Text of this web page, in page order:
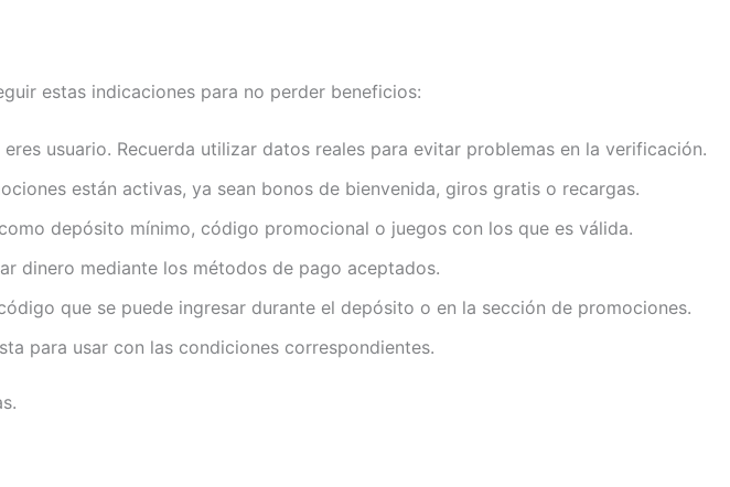
estas indicaciones para no perder beneficios:
usuario. Recuerda utilizar datos reales para evitar problemas en la verificación.
están activas, ya sean bonos de bienvenida, giros gratis o recargas.
depósito mínimo, código promocional o juegos con los que es válida.
dinero mediante los métodos de pago aceptados.
que se puede ingresar durante el depósito o en la sección de promociones.
para usar con las condiciones correspondientes.